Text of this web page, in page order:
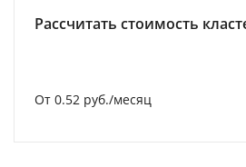
Рассчитать стоимость
От 0.52 руб./месяц